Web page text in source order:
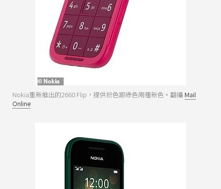
Nokia重新推出的2660 Flip，提供粉色跟綠色兩種新色。翻攝 Mail
Online